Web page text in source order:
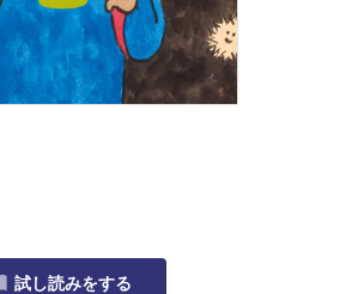
試し読みをする